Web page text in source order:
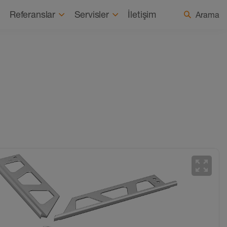
Hakkımızda Haberler Ülke / Dil seçin
Referanslar Servisler İletişim Arama